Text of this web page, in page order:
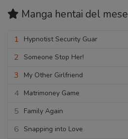
Manga hentai del mese
1 Hypnotist Security Guar
2 Someone Stop Her!
3 My Other Girlfriend
4 Matrimoney Game
5 Family Again
6 Snapping into Love